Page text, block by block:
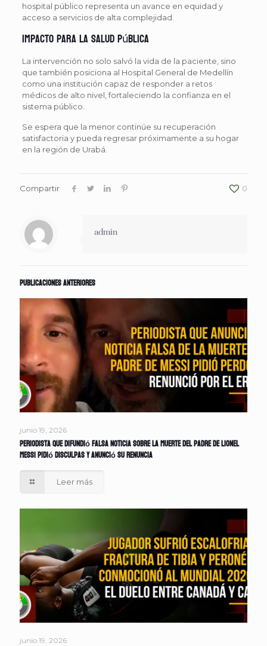
hospital público representa un avance en equidad y
acceso a servicios de alta complejidad.
Impacto para la salud pública
La intervención no solo salvó la vida de la paciente, sino
que también posiciona al Hospital General de Medellín
como una institución capaz de responder a retos
médicos de alto nivel, fortaleciendo la confianza en el
sistema público.
Se espera que la menor continúe su recuperación
satisfactoria y pueda regresar próximamente a su hogar
en la región de Urabá.
Compartir 0
admin
Publicaciones anteriores
junio 19, 2026
Periodista que difundió falsa noticia sobre la muerte del padre de Lionel
Messi pidió disculpas y anunció su renuncia
Leer más
junio 19, 2026